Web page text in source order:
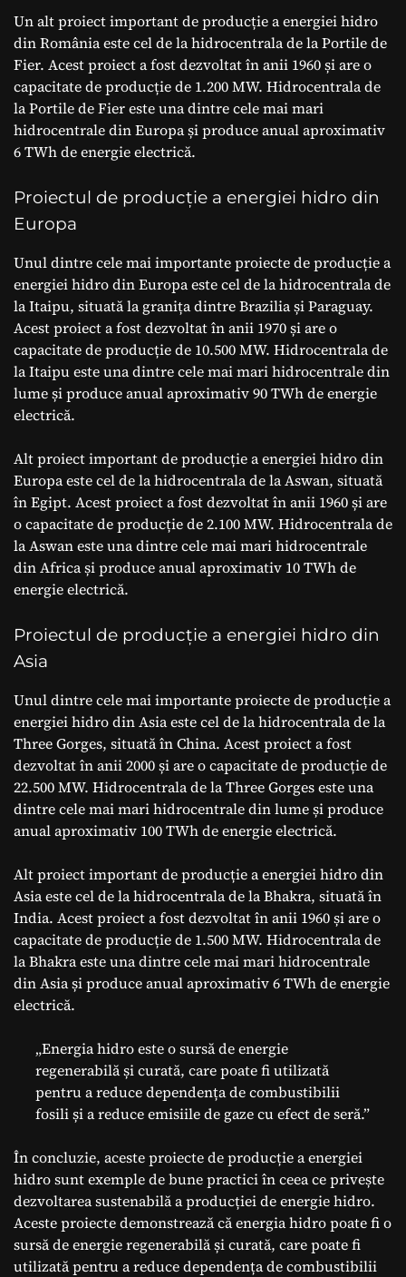
Un alt proiect important de producție a energiei hidro
din România este cel de la hidrocentrala de la Portile de
Fier. Acest proiect a fost dezvoltat în anii 1960 și are o
capacitate de producție de 1.200 MW. Hidrocentrala de
la Portile de Fier este una dintre cele mai mari
hidrocentrale din Europa și produce anual aproximativ
6 TWh de energie electrică.
Proiectul de producție a energiei hidro din
Europa
Unul dintre cele mai importante proiecte de producție a
energiei hidro din Europa este cel de la hidrocentrala de
la Itaipu, situată la granița dintre Brazilia și Paraguay.
Acest proiect a fost dezvoltat în anii 1970 și are o
capacitate de producție de 10.500 MW. Hidrocentrala de
la Itaipu este una dintre cele mai mari hidrocentrale din
lume și produce anual aproximativ 90 TWh de energie
electrică.
Alt proiect important de producție a energiei hidro din
Europa este cel de la hidrocentrala de la Aswan, situată
în Egipt. Acest proiect a fost dezvoltat în anii 1960 și are
o capacitate de producție de 2.100 MW. Hidrocentrala de
la Aswan este una dintre cele mai mari hidrocentrale
din Africa și produce anual aproximativ 10 TWh de
energie electrică.
Proiectul de producție a energiei hidro din
Asia
Unul dintre cele mai importante proiecte de producție a
energiei hidro din Asia este cel de la hidrocentrala de la
Three Gorges, situată în China. Acest proiect a fost
dezvoltat în anii 2000 și are o capacitate de producție de
22.500 MW. Hidrocentrala de la Three Gorges este una
dintre cele mai mari hidrocentrale din lume și produce
anual aproximativ 100 TWh de energie electrică.
Alt proiect important de producție a energiei hidro din
Asia este cel de la hidrocentrala de la Bhakra, situată în
India. Acest proiect a fost dezvoltat în anii 1960 și are o
capacitate de producție de 1.500 MW. Hidrocentrala de
la Bhakra este una dintre cele mai mari hidrocentrale
din Asia și produce anual aproximativ 6 TWh de energie
electrică.
„Energia hidro este o sursă de energie
regenerabilă și curată, care poate fi utilizată
pentru a reduce dependența de combustibilii
fosili și a reduce emisiile de gaze cu efect de seră.”
În concluzie, aceste proiecte de producție a energiei
hidro sunt exemple de bune practici în ceea ce privește
dezvoltarea sustenabilă a producției de energie hidro.
Aceste proiecte demonstrează că energia hidro poate fi o
sursă de energie regenerabilă și curată, care poate fi
utilizată pentru a reduce dependența de combustibilii